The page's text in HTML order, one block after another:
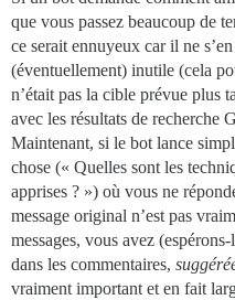
que vous passez beaucoup de
ce serait ennuyeux car il ne
(éventuellement) inutile (cela
n’était pas la cible prévue plus
avec les résultats de recherche
Maintenant, si le bot lance
chose (« Quelles sont les
apprises ? ») où vous ne
message original n’est pas
messages, vous avez
dans les commentaires,
vraiment important et en fait